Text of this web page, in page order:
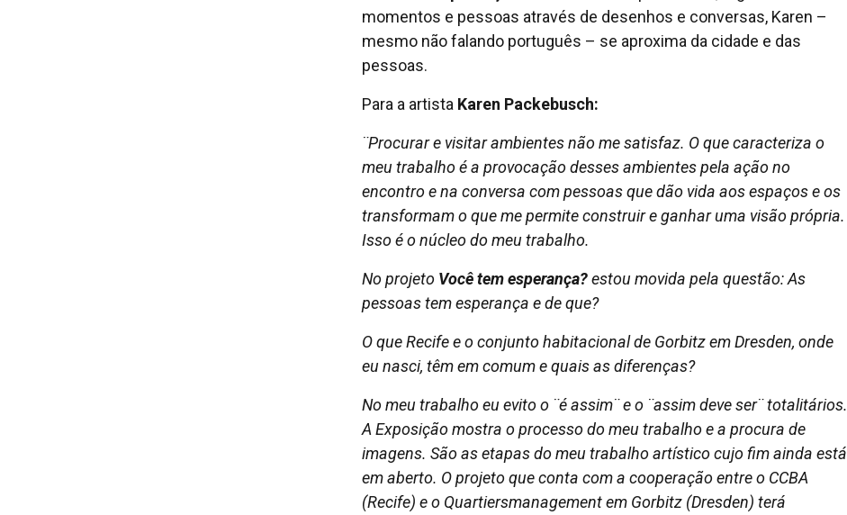
momentos e pessoas através de desenhos e conversas, Karen –
mesmo não falando português – se aproxima da cidade e das
pessoas.
Para a artista Karen Packebusch:
¨Procurar e visitar ambientes não me satisfaz. O que caracteriza o
meu trabalho é a provocação desses ambientes pela ação no
encontro e na conversa com pessoas que dão vida aos espaços e os
transformam o que me permite construir e ganhar uma visão própria.
Isso é o núcleo do meu trabalho.
No projeto Você tem esperança?estou movida pela questão: As
pessoas tem esperança e de que?
O que Recife e o conjunto habitacional de Gorbitz em Dresden, onde
eu nasci, têm em comum e quais as diferenças?
No meu trabalho eu evito o ¨é assim¨ e o ¨assim deve ser¨ totalitários.
A Exposição mostra o processo do meu trabalho e a procura de
imagens. São as etapas do meu trabalho artístico cujo fim ainda está
em aberto. O projeto que conta com a cooperação entre o CCBA
(Recife) e o Quartiersmanagement em Gorbitz (Dresden) terá